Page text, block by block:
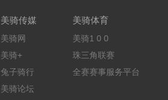
美骑传媒
美骑网
美骑+
兔子骑行
美骑论坛
美骑体育
美骑1 0 0
珠三角联赛
全赛赛事服务平台